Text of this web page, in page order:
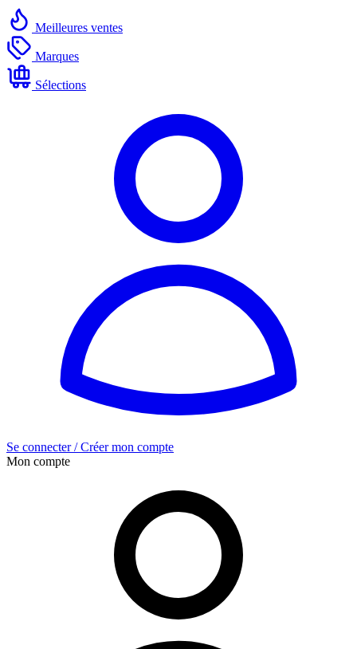
Meilleures ventes
Marques
Sélections
Se connecter / Créer mon compte
Mon compte